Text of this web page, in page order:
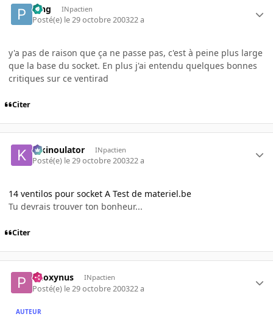
Ping INpactien
Posté(e) le 29 octobre 200322 a
y'a pas de raison que ça ne passe pas, c'est à peine plus large
que la base du socket. En plus j'ai entendu quelques bonnes
critiques sur ce ventirad
Citer
kikinoulator INpactien
Posté(e) le 29 octobre 200322 a
14 ventilos pour socket A Test de materiel.be
Tu devrais trouver ton bonheur...
Citer
Phoxynus INpactien
Posté(e) le 29 octobre 200322 a
AUTEUR